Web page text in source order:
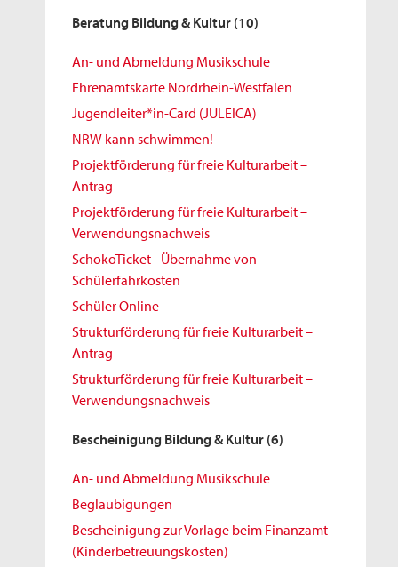
Beratung Bildung & Kultur (10)
An- und Abmeldung Musikschule
Ehrenamtskarte Nordrhein-Westfalen
Jugendleiter*in-Card (JULEICA)
NRW kann schwimmen!
Projektförderung für freie Kulturarbeit –
Antrag
Projektförderung für freie Kulturarbeit –
Verwendungsnachweis
SchokoTicket - Übernahme von
Schülerfahrkosten
Schüler Online
Strukturförderung für freie Kulturarbeit –
Antrag
Strukturförderung für freie Kulturarbeit –
Verwendungsnachweis
Bescheinigung Bildung & Kultur (6)
An- und Abmeldung Musikschule
Beglaubigungen
Bescheinigung zur Vorlage beim Finanzamt
(Kinderbetreuungskosten)